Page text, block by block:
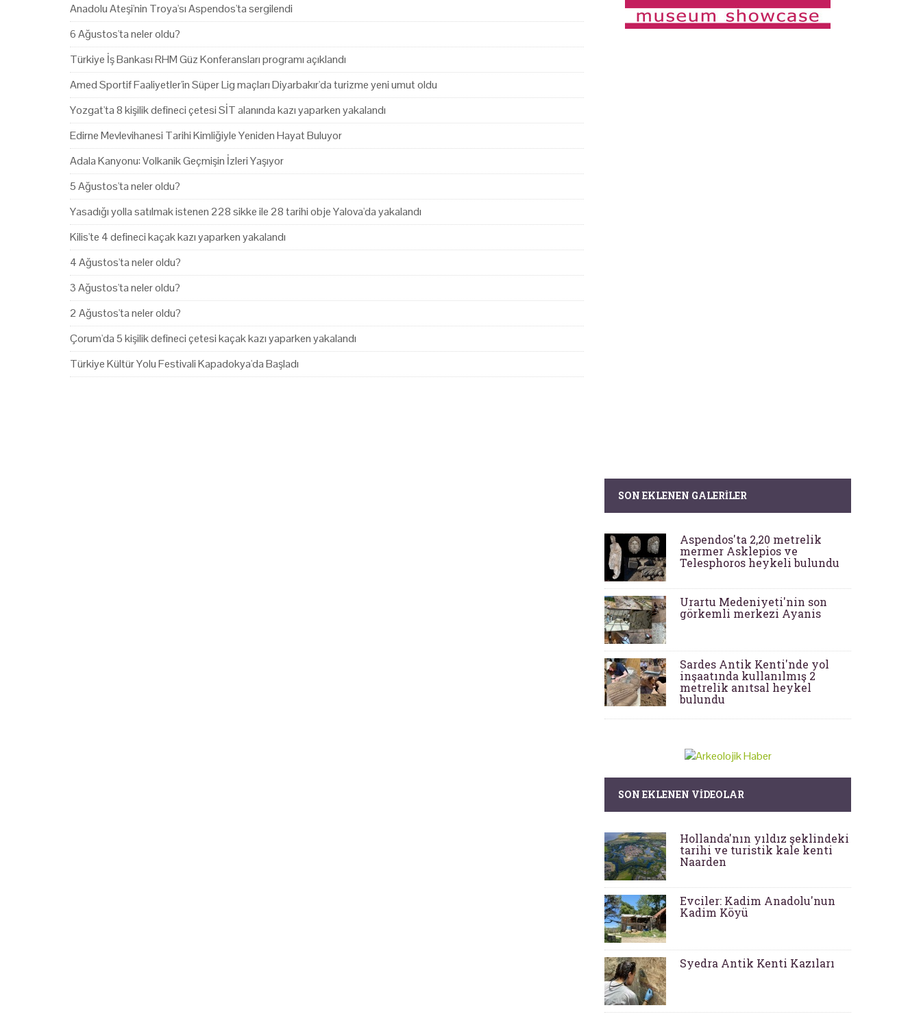
Anadolu Ateşi'nin Troya'sı Aspendos'ta sergilendi
6 Ağustos'ta neler oldu?
Türkiye İş Bankası RHM Güz Konferansları programı açıklandı
Amed Sportif Faaliyetler'in Süper Lig maçları Diyarbakır'da turizme yeni umut oldu
Yozgat'ta 8 kişilik defineci çetesi SİT alanında kazı yaparken yakalandı
Edirne Mevlevihanesi Tarihi Kimliğiyle Yeniden Hayat Buluyor
Adala Kanyonu: Volkanik Geçmişin İzleri Yaşıyor
5 Ağustos'ta neler oldu?
Yasadığı yolla satılmak istenen 228 sikke ile 28 tarihi obje Yalova'da yakalandı
Kilis'te 4 defineci kaçak kazı yaparken yakalandı
4 Ağustos'ta neler oldu?
3 Ağustos'ta neler oldu?
2 Ağustos'ta neler oldu?
Çorum'da 5 kişilik defineci çetesi kaçak kazı yaparken yakalandı
Türkiye Kültür Yolu Festivali Kapadokya'da Başladı
SON EKLENEN GALERILER
Aspendos'ta 2,20 metrelik
mermer Asklepios ve
Telesphoros heykeli bulundu
Urartu Medeniyeti'nin son
görkemli merkezi Ayanis
Sardes Antik Kenti'nde yol
inşaatında kullanılmış 2
metrelik anıtsal heykel
bulundu
SON EKLENEN VIDEOLAR
Hollanda'nın yıldız şeklindeki
tarihi ve turistik kale kenti
Naarden
Evciler: Kadim Anadolu'nun
Kadim Köyü
Syedra Antik Kenti Kazıları